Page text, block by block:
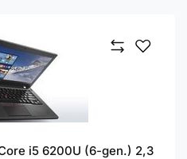
i5 6200U (6-gen.) 2,3